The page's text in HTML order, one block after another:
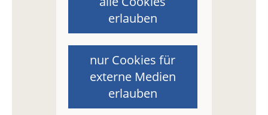
erlauben
nur Cookies für
externe Medien
erlauben